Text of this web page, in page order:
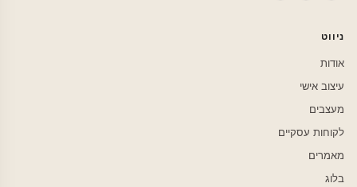
ניווט
אודות
עיצוב אישי
מעצבים
לקוחות עסקיים
מאמרים
בלוג